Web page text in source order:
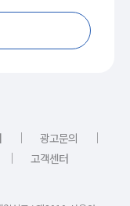
｜ 광고문의
｜
｜ 고객센터